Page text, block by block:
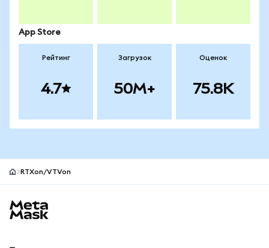
App Store
Рейтинг
4.7
Загрузок
50M+
Оценок
75.8K
RTXon/VTVon